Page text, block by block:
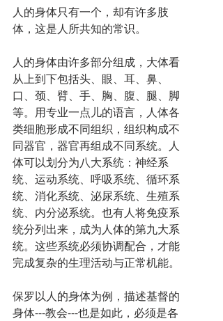
人的身体只有一个，却有许多肢
体，这是人所共知的常识。
人的身体由许多部分组成，大体看
从上到下包括头、眼、耳、鼻、
口、颈、臂、手、胸、腹、腿、脚
等。用专业一点儿的语言，人体各
类细胞形成不同组织，组织构成不
同器官，器官再组成不同系统。人
体可以划分为八大系统：神经系
统、运动系统、呼吸系统、循环系
统、消化系统、泌尿系统、生殖系
统、内分泌系统。也有人将免疫系
统分列出来，成为人体的第九大系
统。这些系统必须协调配合，才能
完成复杂的生理活动与正常机能。
保罗以人的身体为例，描述基督的
身体---教会---也是如此，必须是各